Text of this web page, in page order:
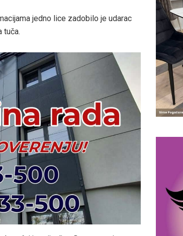
jedno lice zadobilo je udarac
tuča.